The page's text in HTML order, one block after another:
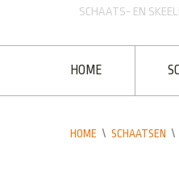
SCHAATS- EN
HOME
HOME \ SCHAATSEN \